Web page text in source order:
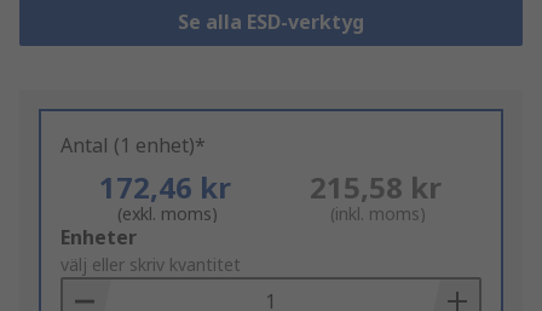
Se alla ESD-verktyg
Antal (1 enhet)*
172,46 kr
(exkl. moms)
215,58 kr
(inkl. moms)
Add
to
Basket
Enheter
välj eller skriv kvantitet